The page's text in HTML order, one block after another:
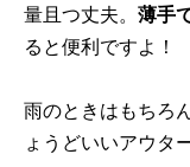
量且つ丈夫。 薄手
ると便利ですよ！
雨のときはもちろ
ょうどいいアウタ